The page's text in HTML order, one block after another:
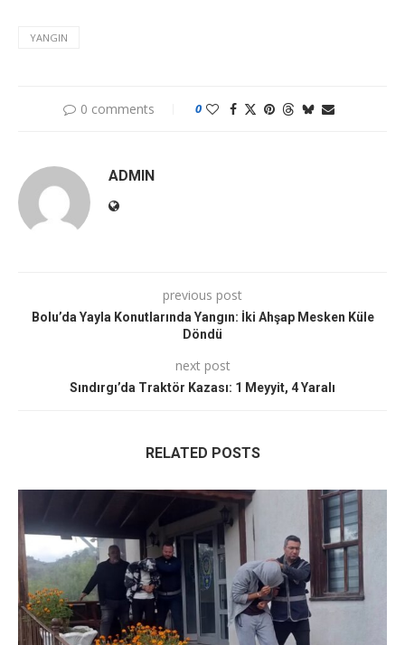
YANGIN
0 comments 0
ADMIN
previous post
Bolu’da Yayla Konutlarında Yangın: İki Ahşap Mesken Küle
Döndü
next post
Sındırgı’da Traktör Kazası: 1 Meyyit, 4 Yaralı
RELATED POSTS